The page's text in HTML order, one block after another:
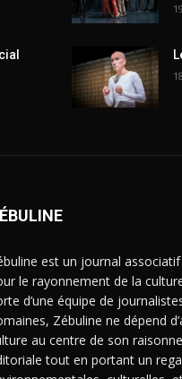
est un journal
le rayonnement de la
d’une équipe de
Zébuline ne dépend
au centre de son
tout en portant un